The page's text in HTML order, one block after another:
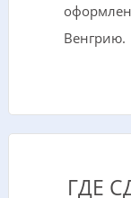
Венгрию.
ГДЕ